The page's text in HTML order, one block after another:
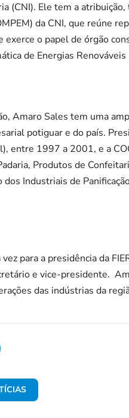
(CNI). Ele tem a
da CNI, que reúne
exerce o papel de órgão
de Energias Renováveis
Amaro Sales tem uma
potiguar e do país.
entre 1997 a 2001, e a
Produtos de
Industriais de
para a presidência da
e vice-presidente.
das indústrias da